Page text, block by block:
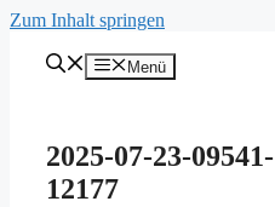
Zum Inhalt springen
Menü
2025-07-23-09541-
12177